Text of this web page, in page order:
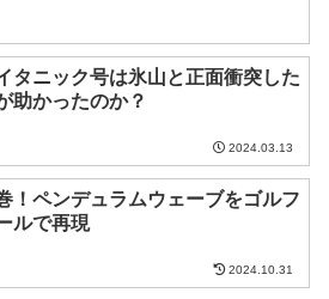
タニック号は氷山と正面衝突した
助かったのか？
2024.03.13
！ペンデュラムウェーブをゴルフ
ルで再現
2024.10.31